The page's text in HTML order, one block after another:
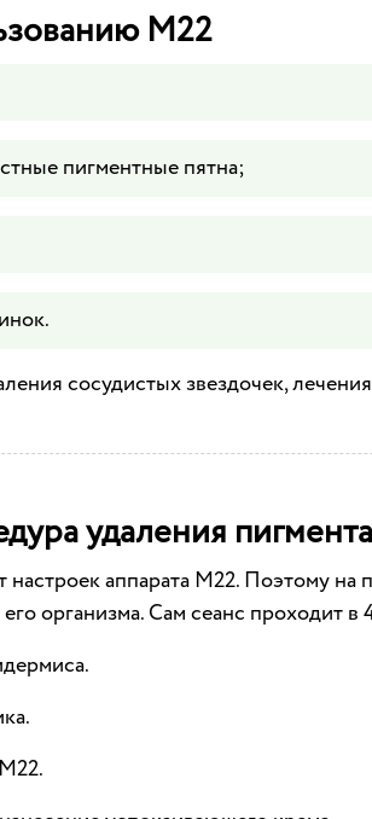
М22
пигментные пятна;
сосудистых звездочек,
удаления
настроек аппарата М22. Поэтому
организма. Сам сеанс проходит в